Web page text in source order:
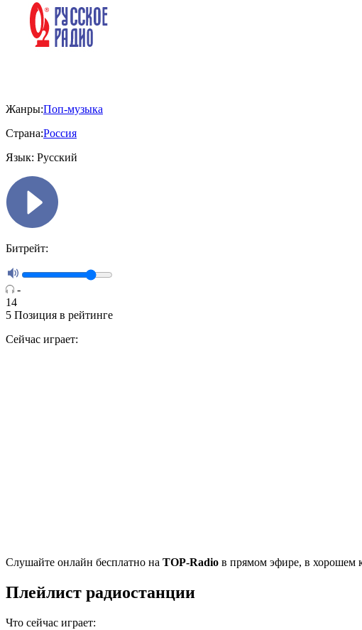
Жанры:Поп-музыка
Страна:Россия
Язык: Русский
Битрейт:
-
14
5 Позиция в рейтинге
Сейчас играет:
Cлушайте онлайн бесплатно на TOP-Radio в прямом эфире, в хорошем
Плейлист радиостанции
Что сейчас играет: